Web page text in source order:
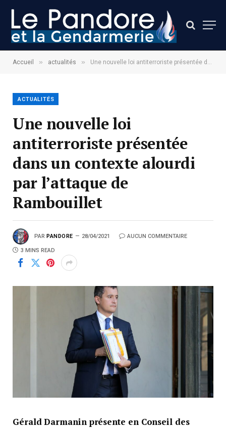
Accueil » actualités » Une nouvelle loi antiterroriste présentée dans un contexte alourdi par l’attaque de Rambouillet
ACTUALITÉS
Une nouvelle loi
antiterroriste présentée
dans un contexte alourdi
par l’attaque de
Rambouillet
PAR PANDORE 28/04/2021 AUCUN COMMENTAIRE
3 MINS READ
Gérald Darmanin présente en Conseil des